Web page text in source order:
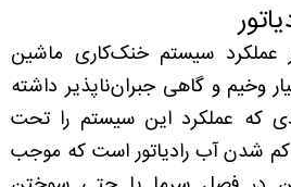
عملکرد سیستم خنک‌کاری ماشین
وخیم و گاهی جبران‌ناپذیر داشته
که عملکرد این سیستم را تحت
شدن آب رادیاتور است که موجب